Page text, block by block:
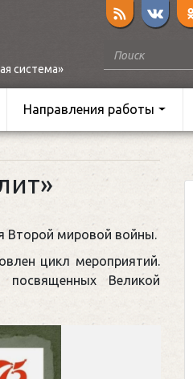
система»
Направления работы
Второй мировой войны.
цикл мероприятий.
Великой